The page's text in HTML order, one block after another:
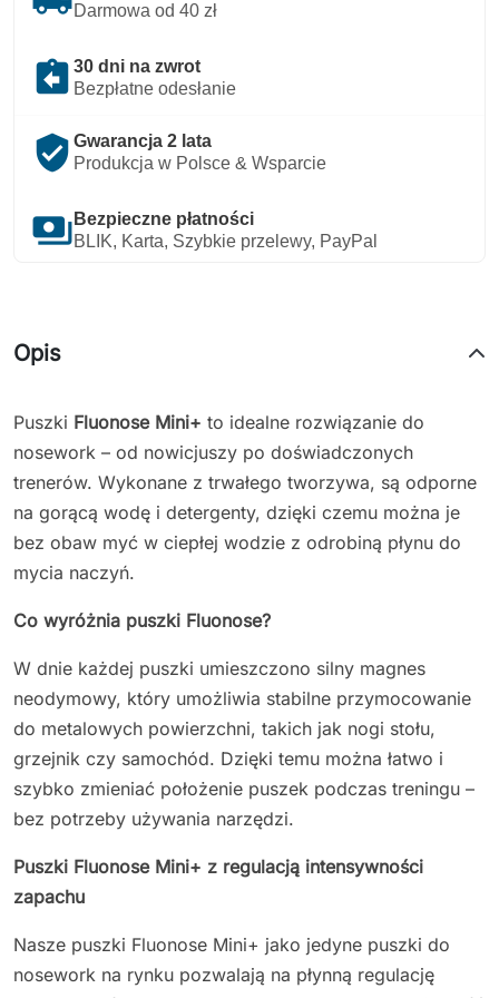
Darmowa od 40 zł
assignment_return 30 dni na zwrot
Bezpłatne odesłanie
verified_user Gwarancja 2 lata
Produkcja w Polsce & Wsparcie
payments Bezpieczne płatności
BLIK, Karta, Szybkie przelewy, PayPal
Opis
Puszki Fluonose Mini+ to idealne rozwiązanie do
nosework – od nowicjuszy po doświadczonych
trenerów. Wykonane z trwałego tworzywa, są odporne
na gorącą wodę i detergenty, dzięki czemu można je
bez obaw myć w ciepłej wodzie z odrobiną płynu do
mycia naczyń.
Co wyróżnia puszki Fluonose?
W dnie każdej puszki umieszczono silny magnes
neodymowy, który umożliwia stabilne przymocowanie
do metalowych powierzchni, takich jak nogi stołu,
grzejnik czy samochód. Dzięki temu można łatwo i
szybko zmieniać położenie puszek podczas treningu –
bez potrzeby używania narzędzi.
Puszki Fluonose Mini+ z regulacją intensywności
zapachu
Nasze puszki Fluonose Mini+ jako jedyne puszki do
nosework na rynku pozwalają na płynną regulację